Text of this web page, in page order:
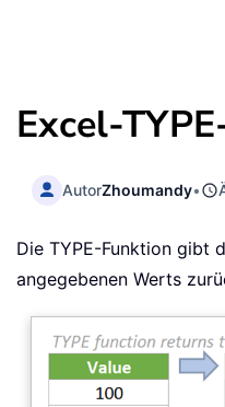
Excel-
AutorZhoumandy•
Die TYPE-Funktion gibt
angegebenen Werts